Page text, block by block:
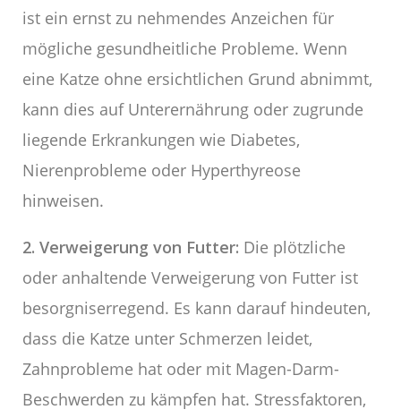
ist ein ernst zu nehmendes Anzeichen für
mögliche gesundheitliche Probleme. Wenn
eine Katze ohne ersichtlichen Grund abnimmt,
kann dies auf Unterernährung oder zugrunde
liegende Erkrankungen wie Diabetes,
Nierenprobleme oder Hyperthyreose
hinweisen.
2. Verweigerung von Futter: Die plötzliche
oder anhaltende Verweigerung von Futter ist
besorgniserregend. Es kann darauf hindeuten,
dass die Katze unter Schmerzen leidet,
Zahnprobleme hat oder mit Magen-Darm-
Beschwerden zu kämpfen hat. Stressfaktoren,